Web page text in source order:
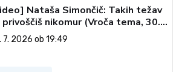
Nataša Simončič: Takih težav
privoščiš nikomur (Vroča tema, 30.
7. 2026 ob 19:49